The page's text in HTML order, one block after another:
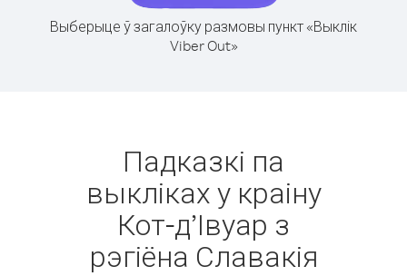
Выберыце ў загалоўку размовы пункт «Выклік
Viber Out»
Падказкі па
выкліках у краіну
Кот-д’Івуар з
рэгіёна Славакія